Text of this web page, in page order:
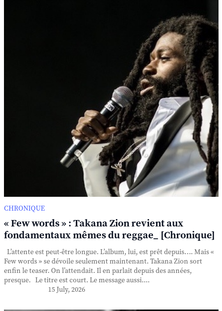
CHRONIQUE
« Few words » : Takana Zion revient aux
fondamentaux mêmes du reggae_ [Chronique]
L’attente est peut-être longue. L’album, lui, est prêt depuis…. Mais «
Few words » se dévoile seulement maintenant. Takana Zion sort
enfin le teaser. On l’attendait. Il en parlait depuis des années,
presque. Le titre est court. Le message aussi....
15 July, 2026